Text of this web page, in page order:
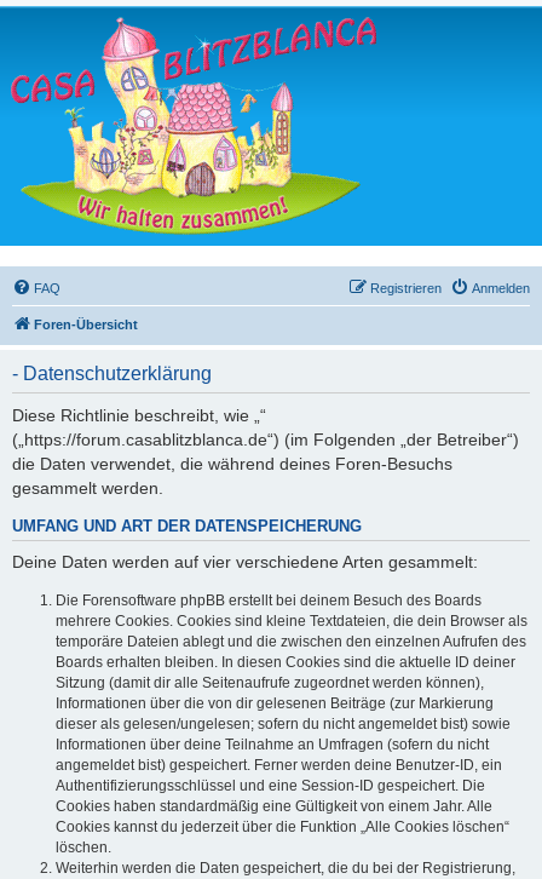
FAQ Anmelden
Registrieren
Foren-Übersicht
- Datenschutzerklärung
Diese Richtlinie beschreibt, wie „“
(„https://forum.casablitzblanca.de“) (im Folgenden „der Betreiber“)
die Daten verwendet, die während deines Foren-Besuchs
gesammelt werden.
UMFANG UND ART DER DATENSPEICHERUNG
Deine Daten werden auf vier verschiedene Arten gesammelt:
Die Forensoftware phpBB erstellt bei deinem Besuch des Boards
mehrere Cookies. Cookies sind kleine Textdateien, die dein Browser als
temporäre Dateien ablegt und die zwischen den einzelnen Aufrufen des
Boards erhalten bleiben. In diesen Cookies sind die aktuelle ID deiner
Sitzung (damit dir alle Seitenaufrufe zugeordnet werden können),
Informationen über die von dir gelesenen Beiträge (zur Markierung
dieser als gelesen/ungelesen; sofern du nicht angemeldet bist) sowie
Informationen über deine Teilnahme an Umfragen (sofern du nicht
angemeldet bist) gespeichert. Ferner werden deine Benutzer-ID, ein
Authentifizierungsschlüssel und eine Session-ID gespeichert. Die
Cookies haben standardmäßig eine Gültigkeit von einem Jahr. Alle
Cookies kannst du jederzeit über die Funktion „Alle Cookies löschen“
löschen.
Weiterhin werden die Daten gespeichert, die du bei der Registrierung,